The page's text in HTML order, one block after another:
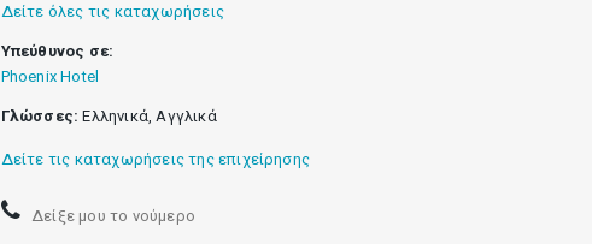
Δείτε όλες τις καταχωρήσεις
Υπεύθυνος σε:
Phoenix Hotel
Γλώσσες: Ελληνικά, Αγγλικά
Δείτε τις καταχωρήσεις της επιχείρησης
Δείξε μου το νούμερο